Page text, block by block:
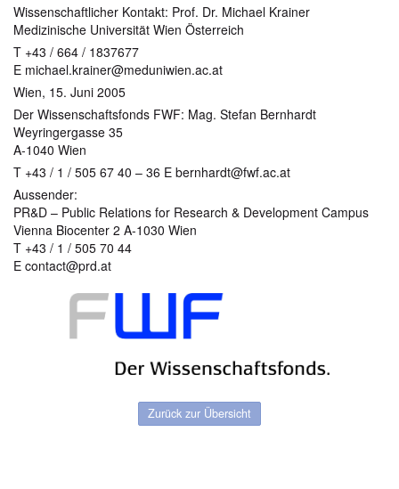
Wissenschaftlicher Kontakt: Prof. Dr. Michael Krainer
Medizinische Universität Wien Österreich
T +43 / 664 / 1837677
E michael.krainer@meduniwien.ac.at
Wien, 15. Juni 2005
Der Wissenschaftsfonds FWF: Mag. Stefan Bernhardt
Weyringergasse 35
A-1040 Wien
T +43 / 1 / 505 67 40 – 36 E bernhardt@fwf.ac.at
Aussender:
PR&D – Public Relations for Research & Development Campus
Vienna Biocenter 2 A-1030 Wien
T +43 / 1 / 505 70 44
E contact@prd.at
Zurück zur Übersicht